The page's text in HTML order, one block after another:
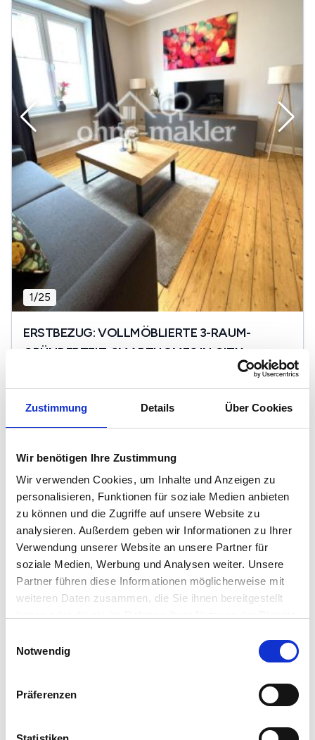
Zustimmung Details Über Cookies
Wir benötigen Ihre Zustimmung
Wir verwenden Cookies, um Inhalte und Anzeigen zu
personalisieren, Funktionen für soziale Medien anbieten
zu können und die Zugriffe auf unsere Website zu
analysieren. Außerdem geben wir Informationen zu Ihrer
Verwendung unserer Website an unsere Partner für
soziale Medien, Werbung und Analysen weiter. Unsere
Partner führen diese Informationen möglicherweise mit
weiteren Daten zusammen, die Sie ihnen bereitgestellt
Notwendig
Präferenzen
1/25
ERSTBEZUG: VOLLMÖBLIERTE 3-RAUM-
GRÜNDERZEIT-SMARTHOMES IN CITY-
999 €50 m
Einbauküche Keller ...